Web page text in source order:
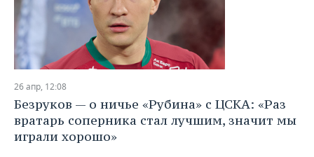
26 апр, 12:08
Безруков — о ничье «Рубина» с ЦСКА: «Раз
вратарь соперника стал лучшим, значит мы
играли хорошо»